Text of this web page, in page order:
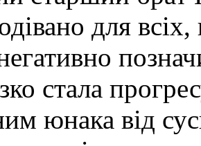
для
стала
юнака від